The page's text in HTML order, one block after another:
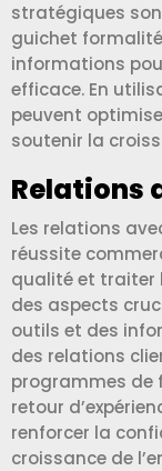
stratégiques
guichet
informations
efficace. En
peuvent
soutenir la
Relations
Les relations
réussite
qualité et traiter
des aspects
outils et des
des relations
programmes de
retour
renforcer la
croissance de